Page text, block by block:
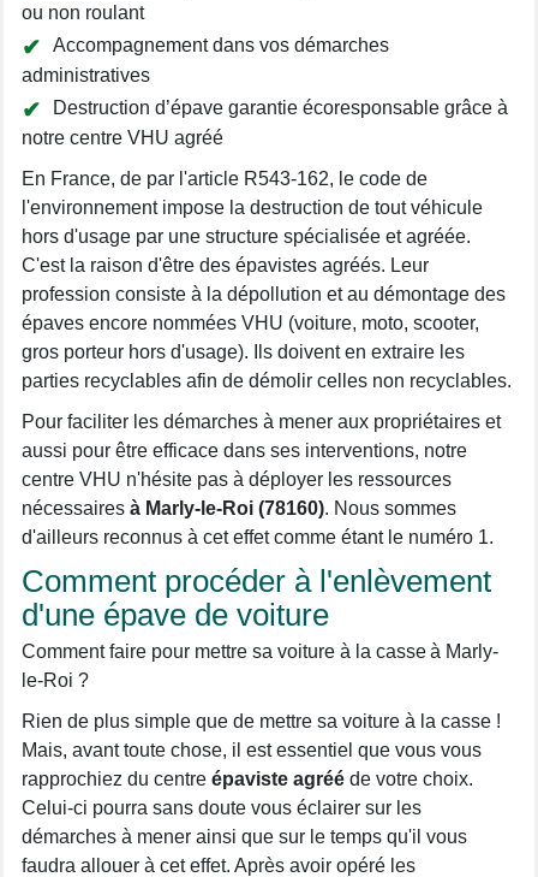
ou non roulant
Accompagnement dans vos démarches
administratives
Destruction d’épave garantie écoresponsable grâce à
notre centre VHU agréé
En France, de par l'article R543-162, le code de
l'environnement impose la destruction de tout véhicule
hors d'usage par une structure spécialisée et agréée.
C'est la raison d'être des épavistes agréés. Leur
profession consiste à la dépollution et au démontage des
épaves encore nommées VHU (voiture, moto, scooter,
gros porteur hors d'usage). Ils doivent en extraire les
parties recyclables afin de démolir celles non recyclables.
Pour faciliter les démarches à mener aux propriétaires et
aussi pour être efficace dans ses interventions, notre
centre VHU n'hésite pas à déployer les ressources
nécessaires à Marly-le-Roi (78160). Nous sommes
d'ailleurs reconnus à cet effet comme étant le numéro 1.
Comment procéder à l'enlèvement
d'une épave de voiture
Comment faire pour mettre sa voiture à la casse à Marly-
le-Roi ?
Rien de plus simple que de mettre sa voiture à la casse !
Mais, avant toute chose, il est essentiel que vous vous
rapprochiez du centre épaviste agréé de votre choix.
Celui-ci pourra sans doute vous éclairer sur les
démarches à mener ainsi que sur le temps qu'il vous
faudra allouer à cet effet. Après avoir opéré les